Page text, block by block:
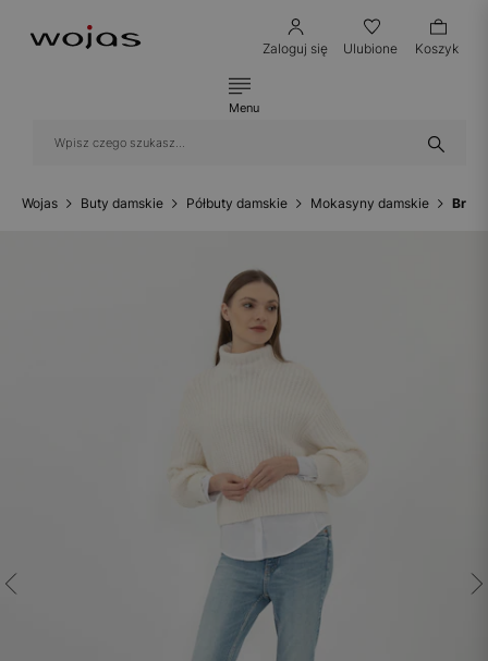
Zaloguj się Ulubione Koszyk
Menu
Wojas Buty damskie Półbuty damskie Mokasyny damskie